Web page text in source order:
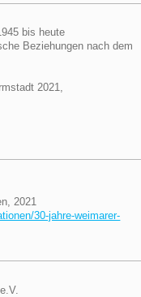
bis heute
Beziehungen nach dem
2021,
2021
30-jahre-weimarer-